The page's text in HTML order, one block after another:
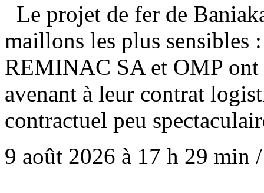
Le projet de fer de
maillons les plus sensibles
REMINAC SA et OMP
avenant à leur contrat
contractuel peu
9 août 2026 à 17 h 29 min